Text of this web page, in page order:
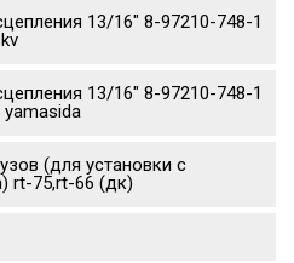
13/16" 8-97210-748-1
13/16" 8-97210-748-1
yamasida
(для установки с
rt-75,rt-66 (дк)